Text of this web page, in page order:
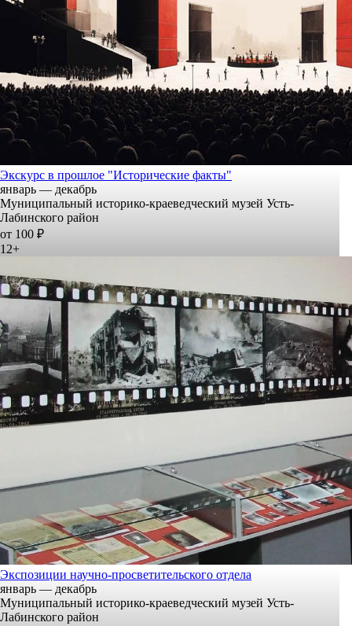
Экскурс в прошлое "Исторические факты"
январь — декабрь
Муниципальный историко-краеведческий музей Усть-
Лабинского район
от 100 ₽
12+
Экспозиции научно-просветительского отдела
январь — декабрь
Муниципальный историко-краеведческий музей Усть-
Лабинского район